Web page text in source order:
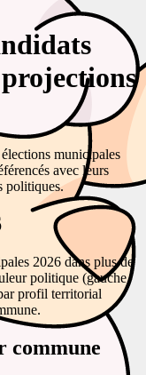
municipales
avec leurs
politiques.
2026 dans plus de
politique (gauche,
profil territorial
commune